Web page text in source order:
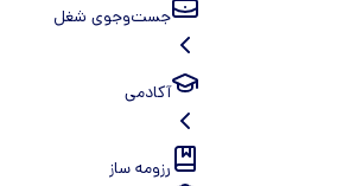
جست‌و‌جوی شغل
آکادمی
رزومه ساز